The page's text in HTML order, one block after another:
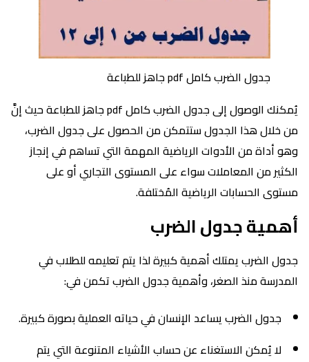
جدول الضرب كامل pdf جاهز للطباعة
يُمكنك الوصول إلى جدول الضرب كامل pdf جاهز للطباعة حيث إنَّ
من خلال هذا الجدول ستتمكن من الحصول على جدول الضرب،
وهو أداة من الأدوات الرياضية المهمة التي تساهم في إنجاز
الكثير من المعاملات سواء على المستوى التجاري أو على
مستوى الحسابات الرياضية المُختلفة.
أهمية جدول الضرب
جدول الضرب يمتلك أهمية كبيرة لذا يتم تعليمه للطلاب في
المدرسة منذ الصغر، وأهمية جدول الضرب تكمن في:
جدول الضرب يساعد الإنسان في حياته العملية بصورة كبيرة.
لا يُمكن الاستغناء عن حساب الأشياء المتنوعة التي يتم